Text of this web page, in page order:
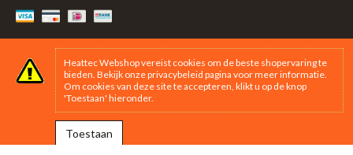
Heattec Webshop vereist cookies om de beste shopervaring te
bieden. Bekijk onzeprivacybeleid pagina voor meer informatie.
Om cookies van deze site te accepteren, klikt u op de knop
'Toestaan' hieronder.
Toestaan